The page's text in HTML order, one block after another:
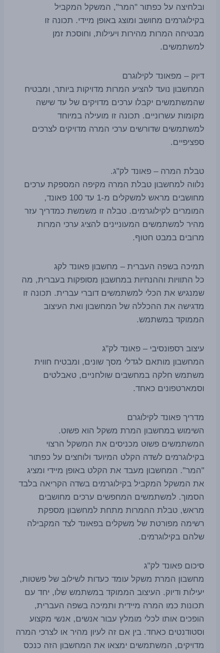
ובלחיצה על כפתור "המר", המשקל המקביל
בקילוגרמים מחושב ומוצג באופן מיידי. תכונה זו
מבטיחה המרות מהירות ויעילות, וחוסכת זמן
למשתמשים.
דיוק – מפאונד לקילוגרם
המחשבון נועד להציע המרות מדויקות ביותר, ומבטיח
שהמשתמשים יקבלו ערכים מדויקים של עד שישה
מקומות עשרוניים. תכונה זו מועילה במיוחד
למשתמשים שדורשים ערכי המרה מדויקים לצרכים
ספציפיים.
טבלת המרה – פאונד לק"ג.
נלווה למחשבון טבלת המרה מקיפה המספקת ערכים
מחושבים מראש למשקלים מ-1 עד 100 פאונד,
המומרים לקילוגרמים. טבלה זו משמשת כמדריך עזר
מהיר למשתמשים המעוניינים להציג ערכי המרות
מרובים במבט חטוף.
תמיכה בשפה העברית – מחשבון פאונד לקג
כל התוויות וההנחיות במחשבון מסופקות בעברית, מה
שמנגיש את הכלי למשתמשים דוברי עברית. תכונה זו
מדגישה את ההכללה של המחשבון ואת העיצוב
הממוקד במשתמש.
עיצוב רספונסיבי – פאונד לק"ג
המחשבון מותאם לגדלי מסך שונים, ומבטיח חווית
משתמש חלקה במחשבים שולחניים, טאבלטים
וסמארטפונים כאחד.
מדריך פאונד לקילוגרם
השימוש במחשבון המרת משקל הוא פשוט.
המשתמשים פשוט מכניסים את המשקל הרצוי
בקילוגרמים לשדה הקלט המיועד ולוחצים על כפתור
"המר". המחשבון מעבד את הקלט באופן מיידי ומציג
את המשקל המקביל בקילוגרמים בשדה הקריאה בלבד
הסמוך. למשתמשים המחפשים ערכים מחושבים
מראש, טבלת ההמרות מתחת למחשבון מספקת
רשימה מפורטת של משקלים בפאונד לצד המקבילה
שלהם בקילוגרמים.
סיכום פאונד לק"ג
מחשבון המרת משקל עומד כעדות לשילוב של פשטות,
יעילות ודיוק. העיצוב הממוקד במשתמש שלו, יחד עם
תכונות כמו המרה מיידית ותמיכה בשפה העברית,
הופכים אותו לכלי מומלץ עבור אנשים, אנשי מקצוע
וסטודנטים כאחד. בין אם זה לעיון מהיר או לצרכי המרה
מדויקים, המשתמשים ימצאו את המחשבון הזה כנכס